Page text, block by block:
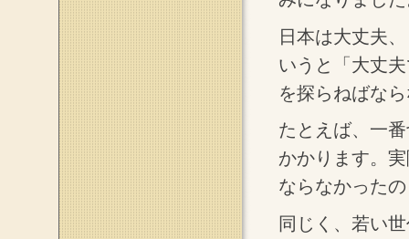
日本は大丈夫
いうと「大丈
を探らねばな
たとえば、一
かかります。
ならなかった
同じく、若い